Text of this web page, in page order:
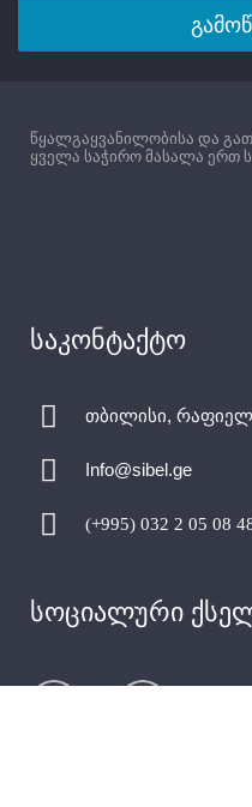
წყალგაყვანილობისა და
ყველა საჭირო მასალა ერთ
საკონტაქტო
თბილისი, რაფიელ
Info@sibel.ge
(+995) 032 2 05 08
სოციალური